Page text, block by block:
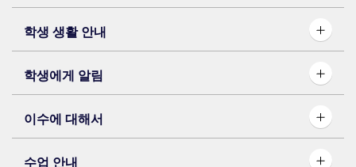
학생 생활 안내
학생에게 알림
이수에 대해서
수업 안내